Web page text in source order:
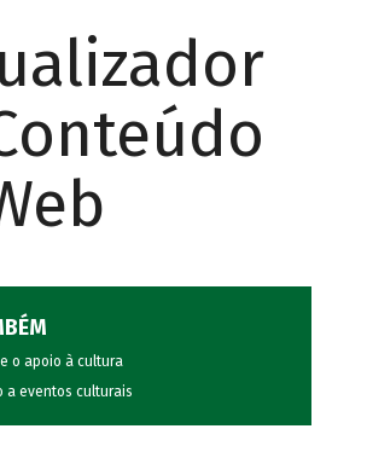
e o apoio à cultura
a eventos culturais